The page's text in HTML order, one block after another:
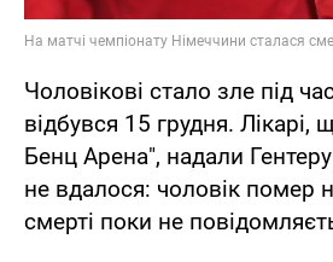
Чоловікові стало зле під
відбувся 15 грудня.
Бенц Арена", надали
не вдалося: чоловік помер
смерті поки не